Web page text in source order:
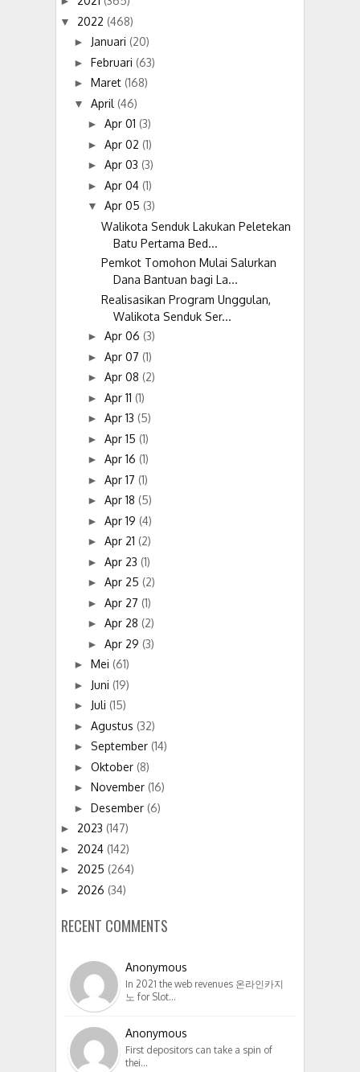
▼ 2022 (468)
► Januari (20)
► Februari (63)
► Maret (168)
▼ April (46)
► Apr 01 (3)
► Apr 02 (1)
► Apr 03 (3)
► Apr 04 (1)
▼ Apr 05 (3)
Walikota Senduk Lakukan Peletekan
Batu Pertama Bed...
Pemkot Tomohon Mulai Salurkan
Dana Bantuan bagi La...
Realisasikan Program Unggulan,
Walikota Senduk Ser...
► Apr 06 (3)
► Apr 07 (1)
► Apr 08 (2)
► Apr 11 (1)
► Apr 13 (5)
► Apr 15 (1)
► Apr 16 (1)
► Apr 17 (1)
► Apr 18 (5)
► Apr 19 (4)
► Apr 21 (2)
► Apr 23 (1)
► Apr 25 (2)
► Apr 27 (1)
► Apr 28 (2)
► Apr 29 (3)
► Mei (61)
► Juni (19)
► Juli (15)
► Agustus (32)
► September (14)
► Oktober (8)
► November (16)
► Desember (6)
► 2023 (147)
► 2024 (142)
► 2025 (264)
► 2026 (34)
RECENT COMMENTS
Anonymous
In 2021 the web revenues 온라인카지
노 for Slot…
Anonymous
First depositors can take a spin of
thei…